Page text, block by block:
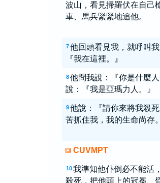
波山，看見掃羅伏在自己
車、馬兵緊緊地追他。
7 他回頭看見我，就呼叫我
『我在這裡。』
8 他問我說：『你是什麼
說：『我是亞瑪力人。』
9 他說：『請你來將我殺
苦抓住我，我的生命尚存
CUVMPT
10 我準知他仆倒必不能活
殺死，把他頭上的冠冕、